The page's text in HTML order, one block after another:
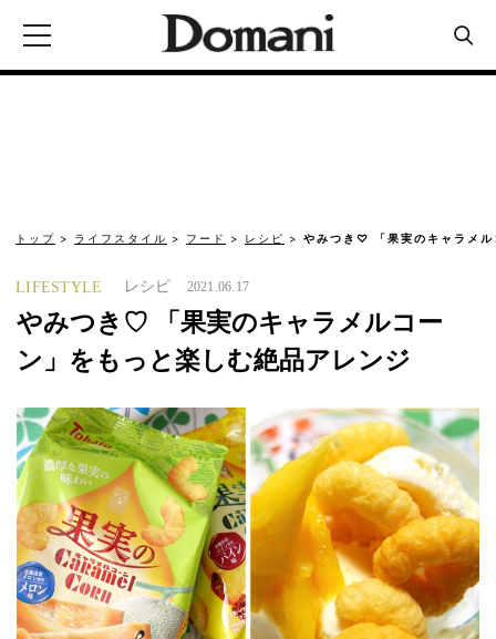
トップ ライフスタイル フード レシピ やみつき♡ 「果実のキャラメ
LIFESTYLE レシピ 2021.06.17
やみつき♡ 「果実のキャラメルコー
ン」をもっと楽しむ絶品アレンジ